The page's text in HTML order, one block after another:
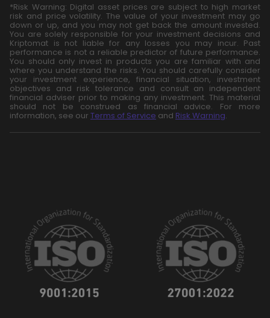
*Risk Warning: Digital asset prices are subject to high market
risk and price volatility. The value of your investment may go
down or up, and you may not get back the amount invested.
You are solely responsible for your investment decisions and
Kriptomat is not liable for any losses you may incur. Past
performance is not a reliable predictor of future performance.
You should only invest in products you are familiar with and
where you understand the risks. You should carefully consider
your investment experience, financial situation, investment
objectives and risk tolerance and consult an independent
financial adviser prior to making any investment. This material
should not be construed as financial advice. For more
information, see our Terms of Service and Risk Warning.